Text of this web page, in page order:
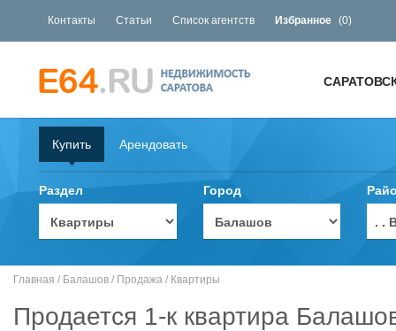
Контакты Статьи Список агентств Избранное (0)
Купить Арендовать
Раздел Город
. .
Главная / Балашов / Продажа / Квартиры
Продается 1-к квартира